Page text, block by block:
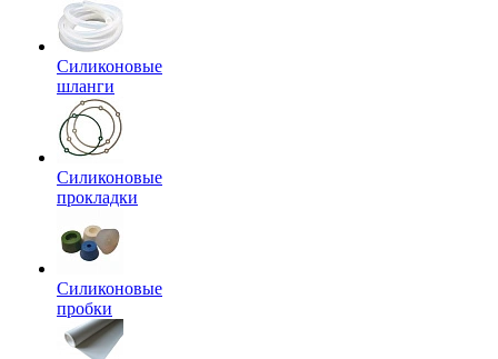
Силиконовые
шланги
Силиконовые
прокладки
Силиконовые
пробки